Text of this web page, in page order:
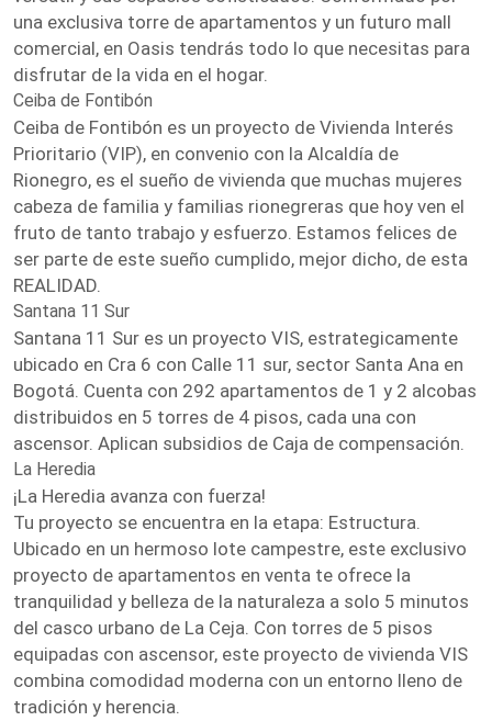
una exclusiva torre de apartamentos y un futuro mall
comercial, en Oasis tendrás todo lo que necesitas para
disfrutar de la vida en el hogar.
Ceiba de Fontibón
Ceiba de Fontibón es un proyecto de Vivienda Interés
Prioritario (VIP), en convenio con la Alcaldía de
Rionegro, es el sueño de vivienda que muchas mujeres
cabeza de familia y familias rionegreras que hoy ven el
fruto de tanto trabajo y esfuerzo. Estamos felices de
ser parte de este sueño cumplido, mejor dicho, de esta
REALIDAD.
Santana 11 Sur
Santana 11 Sur es un proyecto VIS, estrategicamente
ubicado en Cra 6 con Calle 11 sur, sector Santa Ana en
Bogotá. Cuenta con 292 apartamentos de 1 y 2 alcobas
distribuidos en 5 torres de 4 pisos, cada una con
ascensor. Aplican subsidios de Caja de compensación.
La Heredia
¡La Heredia avanza con fuerza!
Tu proyecto se encuentra en la etapa: Estructura.
Ubicado en un hermoso lote campestre, este exclusivo
proyecto de apartamentos en venta te ofrece la
tranquilidad y belleza de la naturaleza a solo 5 minutos
del casco urbano de La Ceja. Con torres de 5 pisos
equipadas con ascensor, este proyecto de vivienda VIS
combina comodidad moderna con un entorno lleno de
tradición y herencia.